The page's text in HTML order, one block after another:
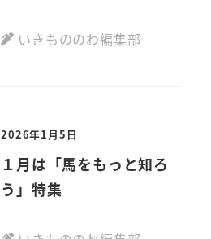
いきもののわ編集部
2026年1月5日
１月は「馬をもっと知ろ
う」特集